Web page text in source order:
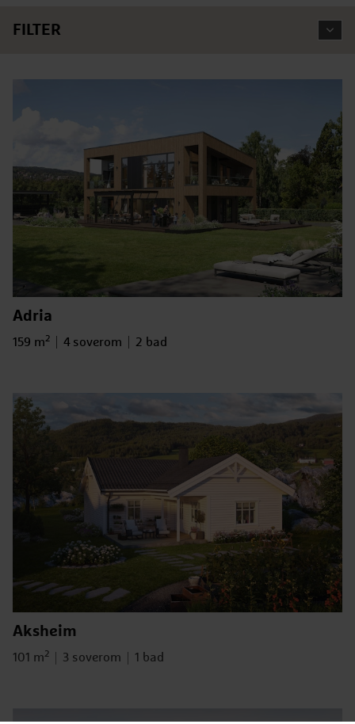
FILTER
Adria
Bruksareal
159 m2 Antall soverom
4 soverom Antall bad
2 bad
Aksheim
Bruksareal
101 m2 Antall soverom
3 soverom Antall bad
1 bad